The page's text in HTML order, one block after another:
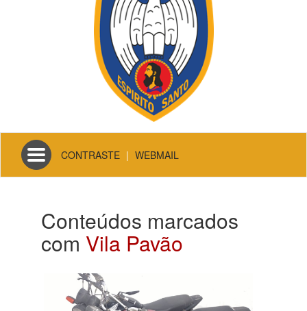
Toggle
navigation
CONTRASTE | WEBMAIL
Conteúdos marcados
com Vila Pavão